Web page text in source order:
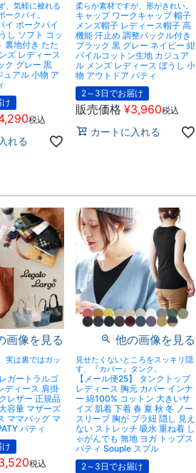
、気軽に被れる
ークパイ。
イ ポークパイ
し ソフト コッ
裏地付き たた
ズ レディース
ク グレー 黒
アル 小物 ア
税込
れる
柔らか素材ですが、形がきれい。
キャップ ワークキャップ 帽子
メンズ帽子 レディース帽子 高
機能 汗止め 調整バックル付き
ブラック 黒 グレー ネイビー 紺
パイルコットン生地 カジュア
ル メンズ レディース ぼうし 小
物 アウトドア パティ
2～3日でお届け
販売価格 ¥3,960税込
カートに入れる
画像を見る
実は裏ではガッ
ガートラルゴ
ディース 肩掛
レザー 正規品
容量 マザーズ
ママバッグ マ
パティ
税込
他の画像を見る
見せたくないところをスッキリ隠
す、『カバー』タンク。
【メール便25】 タンクトップ
レディース 胸元 カバー インナ
ー 綿100% コットン 大きいサ
イズ 肌着 下着 春 夏 秋 冬 ノー
スリーブ 胸が ブラ紐 隠し 見え
ない ストレッチ 吸水 重ね着 し
ゃがんでも 無地 ヨガ トップス
パティ Souple スプル
2～3日でお届け